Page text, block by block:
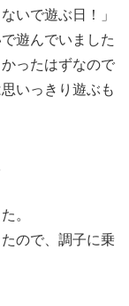
いで遊ぶ日！」
遊んでいました
ったはずなので
いっきり遊ぶも
。
ので、調子に乗